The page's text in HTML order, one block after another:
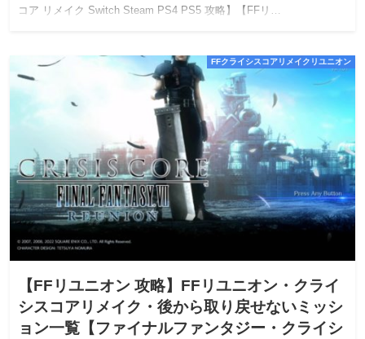
コア リメイク Switch Steam PS4 PS5 攻略】【FFリ…
FFクライシスコアリメイクリユニオン
【FFリユニオン 攻略】FFリユニオン・クライ
シスコアリメイク・後から取り戻せないミッシ
ョン一覧【ファイナルファンタジー・クライシ